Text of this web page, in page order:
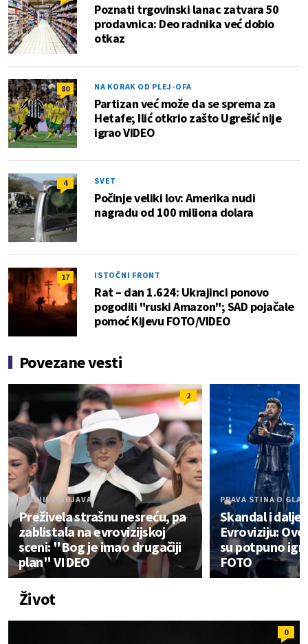
Poznati trgovinski lanac zatvara 50
prodavnica: Deo radnika već dobio
otkaz
80 NA KORAK OD PLEJ-OFA
Partizan već može da se sprema za
Hetafe; Ilić otkrio zašto Ugrešić nije
igrao VIDEO
4 SVET
Počinje veliki lov: Amerika nudi
nagradu od 100 miliona dolara
17 ISTOČNI FRONT
Rat – dan 1.624: Ukrajinci ponovo
pogodili "ruski Amazon"; SAD pojačale
pomoć Kijevu FOTO/VIDEO
Povezane vesti
2
DIRLJIVA OBJAVA
Preživela strašnu nesreću, pa
zablistala na evrovizijskoj
sceni: "Bog je imao drugačiji
plan" VIDEO
PRAVA STINA O
Skandal i dalje
Evroviziju:
su potpuno
FOTO
Život
0